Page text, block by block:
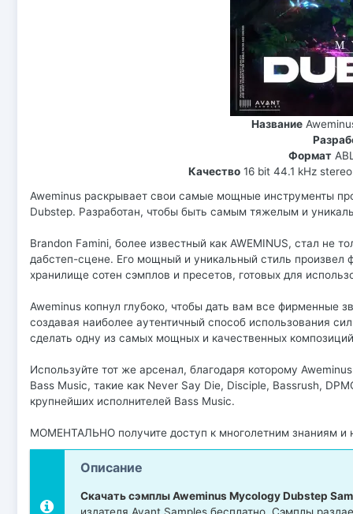
Название
Формат
Качество 16 bit 44.1 kHz
Aweminus раскрывает свои самые мощные инструменты
Dubstep. Разработан, чтобы быть самым тяжелым и
Brandon Famini, более известный как AWEMINUS, стал не
дабстеп-сцене. Его мощный и уникальный стиль произвел
хранилище сотен сэмплов и пресетов, готовых для
Aweminus копнул глубоко, чтобы дать вам все фирменные
создавая наиболее аутентичный способ использования
сделать одну из самых мощных и качественных
Используйте тот же арсенал, благодаря которому
Bass Music, такие как Never Say Die, Disciple, Bassrush,
крупнейших исполнителей Bass Music.
МОМЕНТАЛЬНО получите доступ к многолетним знаниям и
Описание
Скачать сэмплы Aweminus Mycology Dubstep